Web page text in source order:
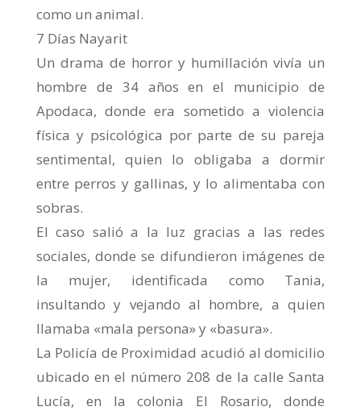
como un animal.
7 Días Nayarit
Un drama de horror y humillación vivía un
hombre de 34 años en el municipio de
Apodaca, donde era sometido a violencia
física y psicológica por parte de su pareja
sentimental, quien lo obligaba a dormir
entre perros y gallinas, y lo alimentaba con
sobras.
El caso salió a la luz gracias a las redes
sociales, donde se difundieron imágenes de
la mujer, identificada como Tania,
insultando y vejando al hombre, a quien
llamaba «mala persona» y «basura».
La Policía de Proximidad acudió al domicilio
ubicado en el número 208 de la calle Santa
Lucía, en la colonia El Rosario, donde